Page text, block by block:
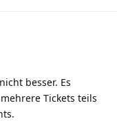
besser. Es
Tickets teils